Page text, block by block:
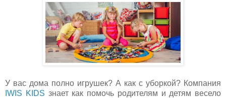
У вас дома полно игрушек? А как с уборкой? Компания
IWIS KIDS знает как помочь родителям и детям весело